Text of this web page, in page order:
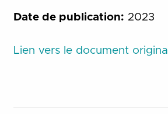
Date de publication: 2023
Lien vers le document original